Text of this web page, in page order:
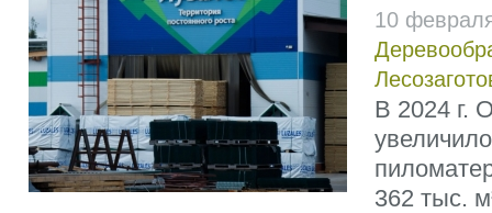
10
В 2024 г.
362 тыс.